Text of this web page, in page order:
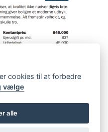
cookies til at forbedre
vælge
alle